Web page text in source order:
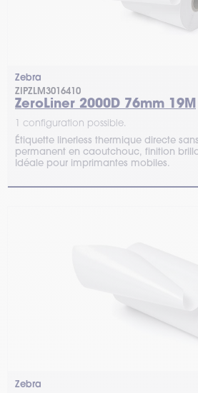
Zebra
ZIPZLM3016410
ZeroLiner 2000D 76mm 19M
1 configuration possible.
Étiquette linerless thermique directe
permanent en caoutchouc, finition
Idéale pour imprimantes mobiles.
Zebra